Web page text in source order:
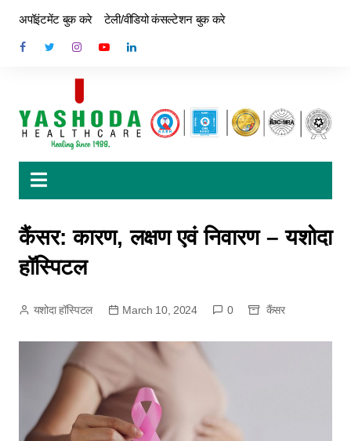
अपॉइंटमेंट बुक करे टेली/वीडियो कंसल्टेशन बुक करे
कैंसर: कारण, लक्षण एवं निवारण – यशोदा
हॉस्पिटल
यशोदा हॉस्पिटल March 10, 2024 0 कैंसर